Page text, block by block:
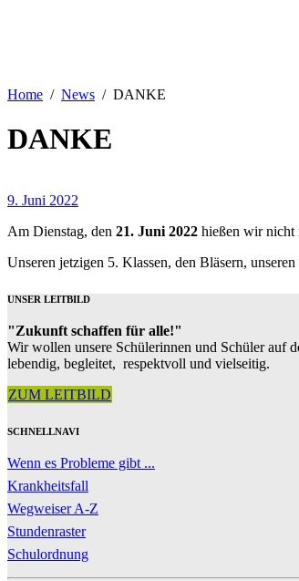
Home News DANKE
DANKE
9. Juni 2022
Am Dienstag, den 21. Juni 2022 hießen wir nicht
Unseren jetzigen 5. Klassen, den Bläsern,
UNSER LEITBILD
"Zukunft schaffen für alle!"
Wir wollen unsere Schülerinnen und Schüler auf
lebendig, begleitet, respektvoll und vielseitig.
ZUM LEITBILD
SCHNELLNAVI
Wenn es Probleme gibt ...
Krankheitsfall
Wegweiser A-Z
Stundenraster
Schulordnung